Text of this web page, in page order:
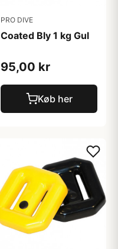
PRO DIVE
Coated Bly 1 kg Gul
95,00 kr
Køb her